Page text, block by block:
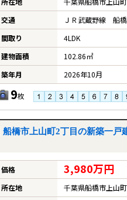
交通
ＪＲ武蔵野線 船
間取り
4LDK
建物面積
102.86㎡
築年月
2026年10月
9枚
橋市上山町2丁目の新築一戸
価格 3,980万円
所在地
千葉県船橋市上山